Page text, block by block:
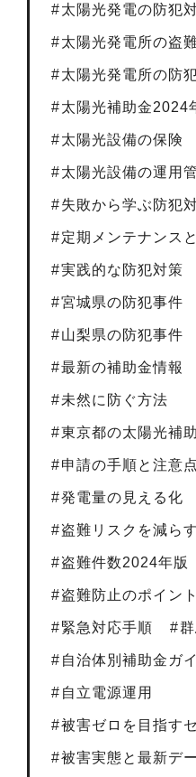
太陽光発電の防犯
太陽光発電所の盗
太陽光発電所の防
太陽光補助金2024
太陽光設備の保険
太陽光設備の運用
失敗から学ぶ防犯
定期メンテナンス
実践的な防犯対策
宮城県の防犯事件
山梨県の防犯事件
最新の補助金情報
未然に防ぐ方法
東京都の太陽光補
申請の手順と注意点
発電量の見える化
盗難リスクを減ら
盗難件数2024年版
盗難防止のポイント
緊急対応手順
自治体別補助金ガ
自立電源運用
被害ゼロを目指す
被害実態と最新デ